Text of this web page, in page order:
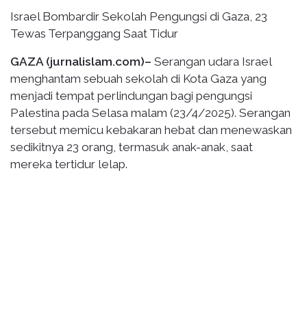
Israel Bombardir Sekolah Pengungsi di Gaza, 23
Tewas Terpanggang Saat Tidur
GAZA (jurnalislam.com)– Serangan udara Israel
menghantam sebuah sekolah di Kota Gaza yang
menjadi tempat perlindungan bagi pengungsi
Palestina pada Selasa malam (23/4/2025). Serangan
tersebut memicu kebakaran hebat dan menewaskan
sedikitnya 23 orang, termasuk anak-anak, saat
mereka tertidur lelap.